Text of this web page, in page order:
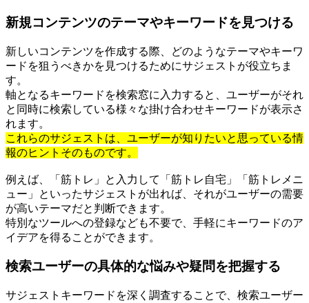
新規コンテンツのテーマやキーワードを見つける
新しいコンテンツを作成する際、どのようなテーマやキーワ
ードを狙うべきかを見つけるためにサジェストが役立ちま
す。
軸となるキーワードを検索窓に入力すると、ユーザーがそれ
と同時に検索している様々な掛け合わせキーワードが表示さ
れます。
これらのサジェストは、ユーザーが知りたいと思っている情
報のヒントそのものです。
例えば、「筋トレ」と入力して「筋トレ自宅」「筋トレメニ
ュー」といったサジェストが出れば、それがユーザーの需要
が高いテーマだと判断できます。
特別なツールへの登録なども不要で、手軽にキーワードのア
イデアを得ることができます。
検索ユーザーの具体的な悩みや疑問を把握する
サジェストキーワードを深く調査することで、検索ユーザー